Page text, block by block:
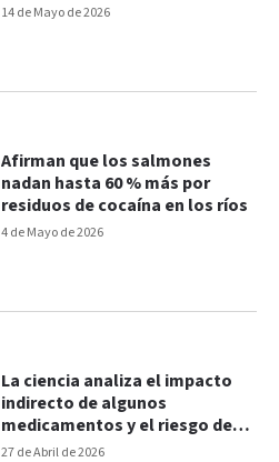
14 de Mayo de 2026
4 de Mayo de 2026
Afirman que los salmones
nadan hasta 60 % más por
residuos de cocaína en los ríos
27 de Abril de 2026
La ciencia analiza el impacto
indirecto de algunos
medicamentos y el riesgo de
demencia